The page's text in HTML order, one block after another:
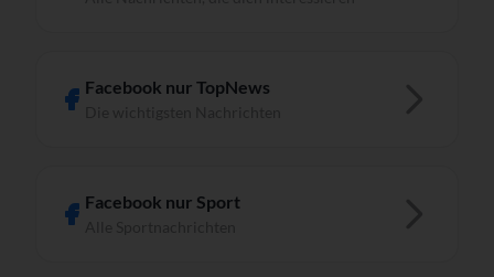
Facebook nur TopNews
Facebook nur Sport